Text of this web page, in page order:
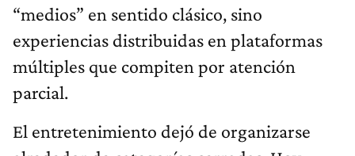
“medios” en sentido clásico, sino
experiencias distribuidas en plataformas
múltiples que compiten por atención
parcial.
El entretenimiento dejó de organizarse